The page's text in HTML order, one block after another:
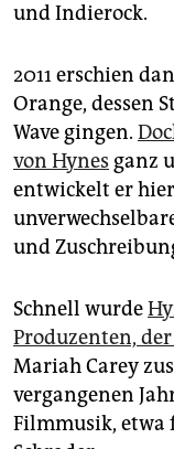
und Indierock.
2011 erschien
Orange, dessen
Wave gingen.
von Hynes ganz
entwickelt er
und
Schnell wurde
Produzenten,
Mariah Carey
vergangenen
Filmmusik, etwa